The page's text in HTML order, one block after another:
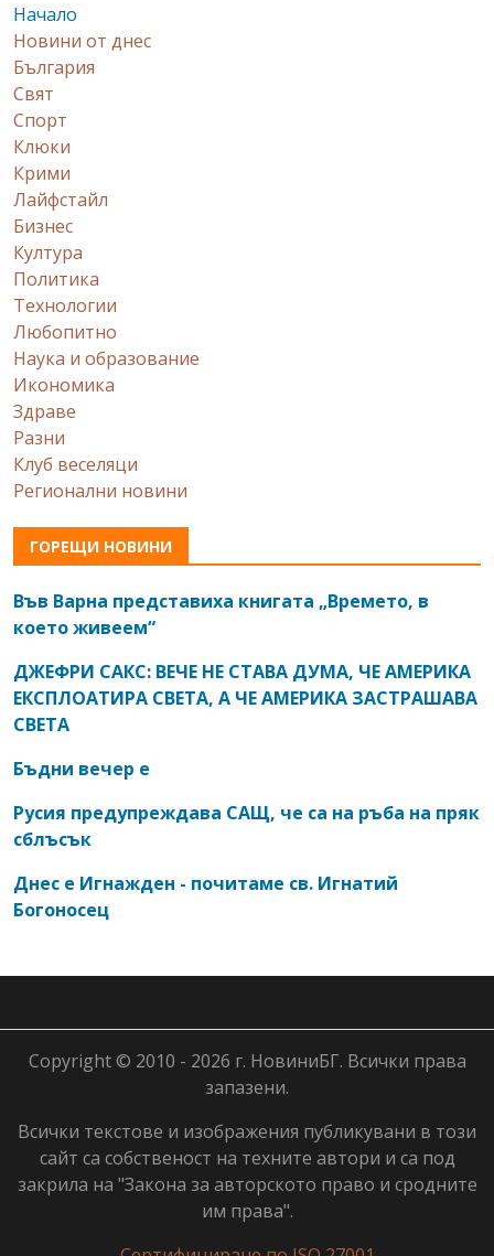
Начало
Новини от днес
България
Свят
Спорт
Клюки
Крими
Лайфстайл
Бизнес
Култура
Политика
Технологии
Любопитно
Наука и образование
Икономика
Здраве
Разни
Клуб веселяци
Регионални новини
ГОРЕЩИ НОВИНИ
Във Варна представиха книгата „Времето, в
което живеем“
ДЖЕФРИ САКС: ВЕЧЕ НЕ СТАВА ДУМА, ЧЕ АМЕРИКА
ЕКСПЛОАТИРА СВЕТА, А ЧЕ АМЕРИКА ЗАСТРАШАВА
СВЕТА
Бъдни вечер е
Русия предупреждава САЩ, че са на ръба на пряк
сблъсък
Днес е Игнажден - почитаме св. Игнатий
Богоносец
Copyright © 2010 - 2026 г. НовиниБГ. Всички права
запазени.
Всички текстове и изображения публикувани в този
сайт са собственост на техните автори и са под
закрила на "Закона за авторското право и сродните
им права".